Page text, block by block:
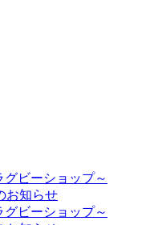
ビーショップ～
お知らせ
ビーショップ～